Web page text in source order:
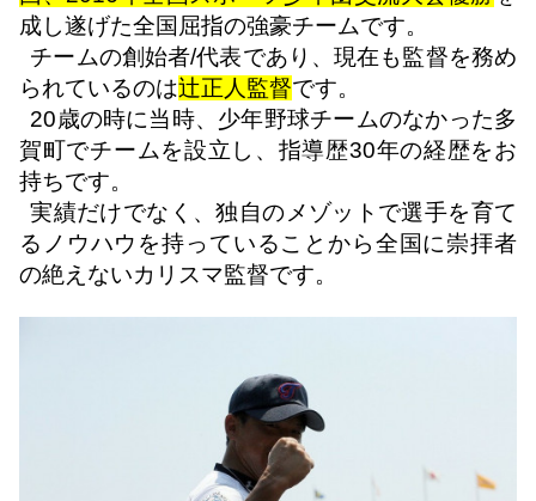
成し遂げた全国屈指の強豪チームです。
チームの創始者/代表であり、現在も監督を務め
られているのは辻正人監督です。
20歳の時に当時、少年野球チームのなかった多
賀町でチームを設立し、指導歴30年の経歴をお
持ちです。
実績だけでなく、独自のメゾットで選手を育て
るノウハウを持っていることから全国に崇拝者
の絶えないカリスマ監督です。